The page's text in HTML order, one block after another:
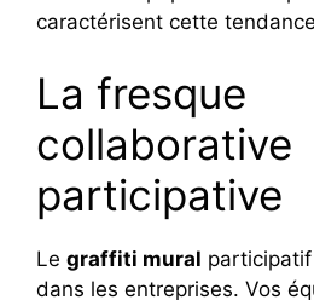
caractérisent cette
La fresque
collaborative
participative
Le graffiti mural
dans les entreprises. Vos